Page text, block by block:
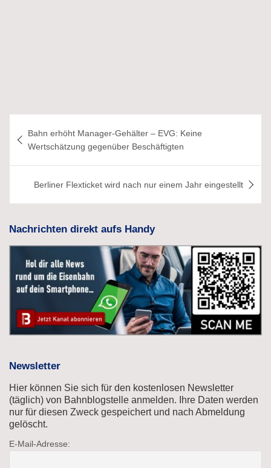
Bahn erhöht Manager-Gehälter – EVG: Keine
Wertschätzung gegenüber Beschäftigten
Berliner Flexticket wird nach nur einem Jahr eingestellt
Nachrichten direkt aufs Handy
Newsletter
Hier können Sie sich für den kostenlosen Newsletter
(täglich) von Bahnblogstelle anmelden. Ihre Daten werden
nur für diesen Zweck gespeichert und nach Abmeldung
gelöscht.
E-Mail-Adresse: